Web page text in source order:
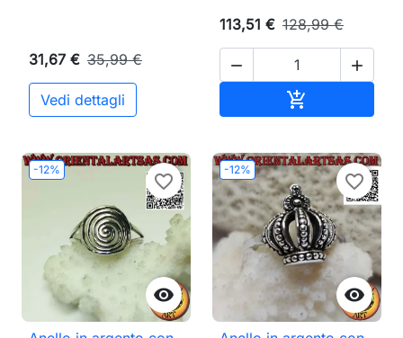
31,67 € 35,99 €
Vedi dettagli
113,51 € 128,99 €
 

-12%

favorite_border
-12%

favorite_border